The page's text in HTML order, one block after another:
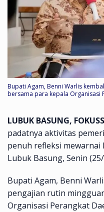
Bupati Agam, Benni Warlis
bersama para kepala Organisasi
LUBUK BASUNG,
padatnya aktivitas
penuh refleksi mewarnai
Lubuk Basung, Senin
Bupati Agam, Benni
pengajian rutin
Organisasi Perangkat